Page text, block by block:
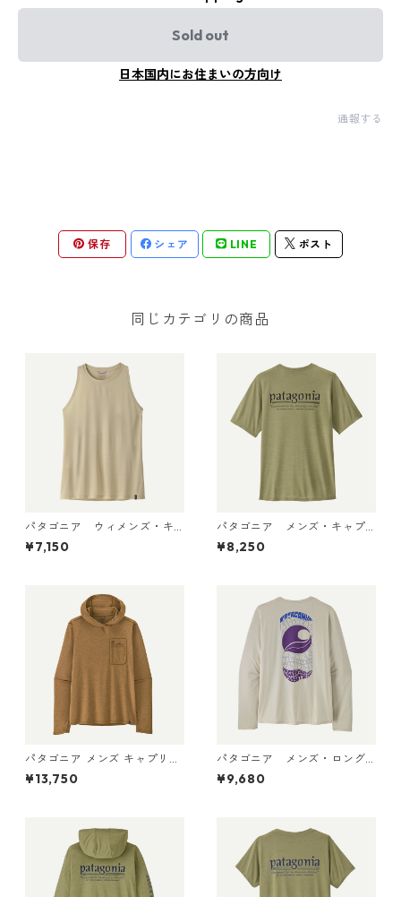
Sold out
日本国内にお住まいの方向け
通報する
保存 シェア LINE ポスト
同じカテゴリの商品
パタゴニア ウィメンズ・キ
ャプリーン・クール・ウルト
ラ・タンク Pumice - Dyno W
¥7,150
パタゴニア メンズ・キャプ
リーン・クール・デイリー・
シャツ（ハット・トリッパ
04 日本正規品
¥8,250
パタゴニア メンズ キャプリー
ン クール サン フーディ クラ
ウド クラッグ クレスト 4493
¥13,750
パタゴニア メンズ・ロング
スリーブ・キャプリーン・ク
ール・デイリー・シャツ（パ
¥9,680